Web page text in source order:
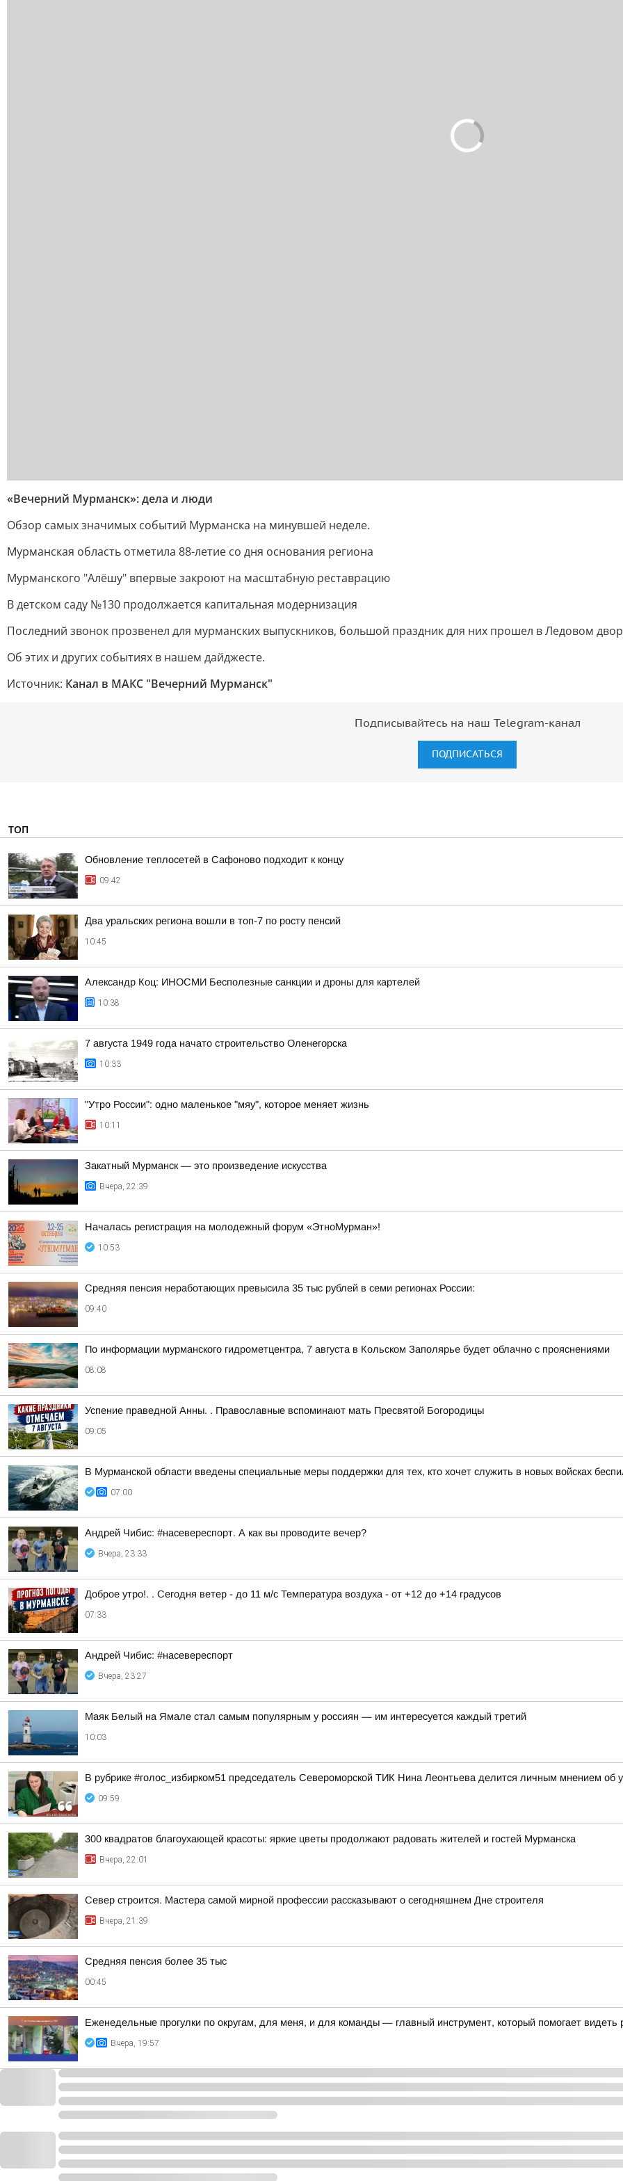
«Вечерний Мурманск»: дела и люди
Обзор самых значимых событий Мурманска на минувшей неделе.
Мурманская область отметила 88-летие со дня основания региона
Мурманского "Алёшу" впервые закроют на масштабную реставрацию
В детском саду №130 продолжается капитальная модернизация
Последний звонок прозвенел для мурманских выпускников, большой праздник для них прошел в Ледовом
Об этих и других событиях в нашем дайджесте.
Источник: Канал в МАКС "Вечерний Мурманск"
Подписывайтесь на наш Telegram-канал
ПОДПИСАТЬСЯ
ТОП
Обновление теплосетей в Сафоново подходит к концу
09:42
Два уральских региона вошли в топ-7 по росту пенсий
10:45
Александр Коц: ИНОСМИ Бесполезные санкции и дроны для картелей
10:38
7 августа 1949 года начато строительство Оленегорска
10:33
"Утро России": одно маленькое "мяу", которое меняет жизнь
10:11
Закатный Мурманск — это произведение искусства
Вчера, 22:39
Началась регистрация на молодежный форум «ЭтноМурман»!
10:53
Средняя пенсия неработающих превысила 35 тыс рублей в семи регионах России:
09:40
По информации мурманского гидрометцентра, 7 августа в Кольском Заполярье будет облачно с прояснениями
08:08
Успение праведной Анны. . Православные вспоминают мать Пресвятой Богородицы
09:05
В Мурманской области введены специальные меры поддержки для тех, кто хочет служить в новых войсках
07:00
Андрей Чибис: #насевереспорт. А как вы проводите вечер?
Вчера, 23:33
Доброе утро!. . Сегодня ветер - до 11 м/с Температура воздуха - от +12 до +14 градусов
07:33
Андрей Чибис: #насевереспорт
Вчера, 23:27
Маяк Белый на Ямале стал самым популярным у россиян — им интересуется каждый третий
10:03
В рубрике #голос_избирком51 председатель Североморской ТИК Нина Леонтьева делится личным мнением об
09:59
300 квадратов благоухающей красоты: яркие цветы продолжают радовать жителей и гостей Мурманска
Вчера, 22:01
Север строится. Мастера самой мирной профессии рассказывают о сегодняшнем Дне строителя
Вчера, 21:39
Средняя пенсия более 35 тыс
00:45
Еженедельные прогулки по округам, для меня, и для команды — главный инструмент, который помогает видеть
Вчера, 19:57